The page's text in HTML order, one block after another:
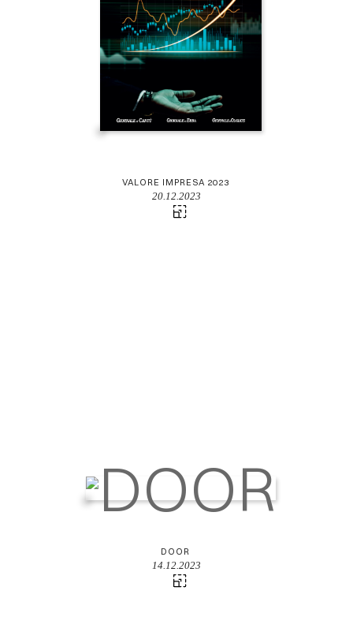
VALORE IMPRESA 2023
20.12.2023
DOOR
14.12.2023